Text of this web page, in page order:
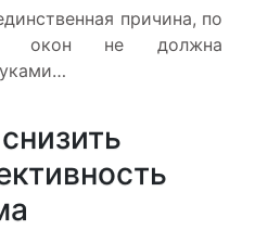
причина, по
окон не должна